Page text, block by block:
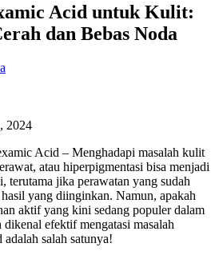
Acid untuk Kulit:
dan Bebas Noda
2024
Acid – Menghadapi masalah kulit
atau hiperpigmentasi bisa menjadi
terutama jika perawatan yang sudah
yang diinginkan. Namun, apakah
aktif yang kini sedang populer dalam
efektif mengatasi masalah
salah satunya!